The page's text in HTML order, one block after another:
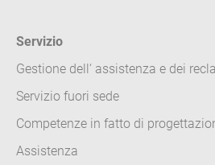
Servizio
Gestione dell‘ assistenza e dei
Servizio fuori sede
Competenze in fatto di
Assistenza